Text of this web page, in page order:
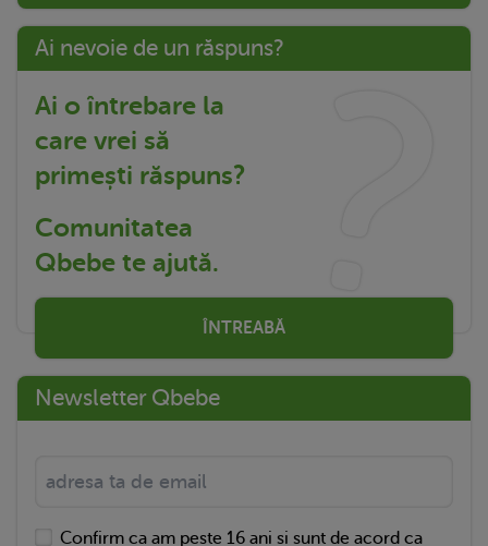
Ai nevoie de un răspuns?
Ai o întrebare la
care vrei să
primești răspuns?
Comunitatea
Qbebe te ajută.
ÎNTREABĂ
Newsletter Qbebe
Confirm ca am peste 16 ani si sunt de acord ca